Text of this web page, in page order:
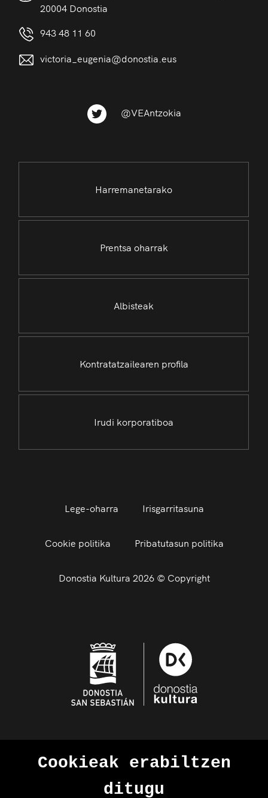
20004 Donostia
943 48 11 60
victoria_eugenia@donostia.eus
@VEAntzokia
Harremanetarako
Prentsa oharrak
Albisteak
Kontratatzailearen profila
Irudi korporatiboa
Lege-oharra Irisgarritasuna
Cookie politika Pribatutasun politika
Donostia Kultura 2026 © Copyright
Cookieak erabiltzen
ditugu